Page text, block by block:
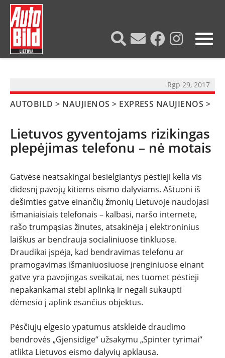
NAUJIENOS
TESTAI
NAUJI
Rgp 29, 2017
AUTOBILD > NAUJIENOS > EXPRESS NAUJIENOS >
Lietuvos gyventojams rizikingas
plepėjimas telefonu – nė motais
Gatvėse neatsakingai besielgiantys pėstieji kelia vis
didesnį pavojų kitiems eismo dalyviams. Aštuoni iš
dešimties gatve einančių žmonių Lietuvoje naudojasi
išmaniaisiais telefonais – kalbasi, naršo internete,
rašo trumpąsias žinutes, atsakinėja į elektroninius
laiškus ar bendrauja socialiniuose tinkluose.
Draudikai įspėja, kad bendravimas telefonu ar
pramogavimas išmaniuosiuose įrenginiuose einant
gatve yra pavojingas sveikatai, nes tuomet pėstieji
nepakankamai stebi aplinką ir negali sukaupti
dėmesio į aplink esančius objektus.
Pėsčiųjų elgesio ypatumus atskleidė draudimo
bendrovės „Gjensidige“ užsakymu „Spinter tyrimai“
atlikta Lietuvos eismo dalyvių apklausa.